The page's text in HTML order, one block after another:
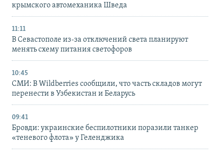
крымского автомеханика Шведа
11:11
В Севастополе из-за отключений света планируют
менять схему питания светофоров
10:45
СМИ: В Wildberries сообщили, что часть складов могут
перенести в Узбекистан и Беларусь
09:41
Бровди: украинские беспилотники поразили танкер
«теневого флота» у Геленджика